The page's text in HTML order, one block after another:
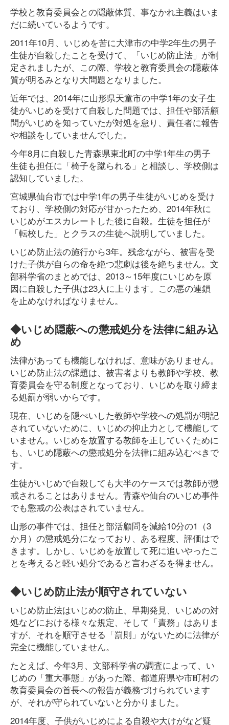
学校と教育委員会との隠蔽体質、事なかれ主義はいま
だに続いているようです。
2011年10月、いじめを苦に大津市の中学2年生の男子
生徒が自殺したことを受けて、「いじめ防止法」が制
定されましたが、この際、学校と教育委員会の隠蔽体
質が明るみとなり大問題となりました。
近年では、2014年に山形県天童市の中学1年の女子生
徒がいじめを受けて自殺した問題では、担任や部活顧
問がいじめを知っていたが対処を怠り、責任者に報告
や相談をしていませんでした。
今年8月に自殺した青森県東北町の中学1年生の男子
生徒も担任に「椅子を蹴られる」と相談し、学校側は
認知していました。
宮城県仙台市では中学1年の男子生徒がいじめを受け
ており、学校側の対応が甘かったため、2014年秋に
いじめがエスカレートした後に自殺。生徒を担任が
「転校した」とクラスの生徒へ説明していました。
いじめ防止法の施行から3年。残念ながら、被害を受
けた子供が自らの命を絶つ悲劇は後を絶ちません。文
部科学省のまとめでは、2013～15年度にいじめを原
因に自殺した子供は23人に上ります。この悪の連鎖
を止めなければなりません。
◆いじめ隠蔽への懲戒処分を法律に組み込
め
法律があっても機能しなければ、意味がありません。
いじめ防止法の課題は、被害者よりも教師や学校、教
育委員会を守る制度となっており、いじめを取り締ま
る処罰が弱いからです。
現在、いじめを隠ぺいした教師や学校への処罰が明記
されていないために、いじめの抑止力として機能して
いません。いじめを放置する教師を正していくために
も、いじめ隠蔽への懲戒処分を法律に組み込むべきで
す。
生徒がいじめで自殺しても大半のケースでは教師が懲
戒されることはありません。青森や仙台のいじめ事件
でも懲戒の公表はされていません。
山形の事件では、担任と部活顧問を減給10分の1（3
か月）の懲戒処分になっており、ある程度、評価はで
きます。しかし、いじめを放置して死に追いやったこ
とを考えると軽い処分であると言わざるを得ません。
◆いじめ防止法が順守されていない
いじめ防止法はいじめの防止、早期発見、いじめの対
処などにおける様々な規定、そして「責務」はありま
すが、それを順守させる「罰則」がないために法律が
完全に機能していません。
たとえば、今年3月、文部科学省の調査によって、い
じめの「重大事態」があった際、都道府県や市町村の
教育委員会の首長への報告が義務づけられています
が、それが守られていないと分かりました。
2014年度、子供がいじめによる自殺や大けがなど疑